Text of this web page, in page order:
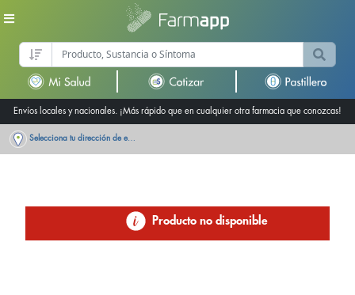
Envíos locales y nacionales. ¡Más rápido que en cualquier otra farmacia que conozcas!
Selecciona tu dirección de entrega
Producto no disponible